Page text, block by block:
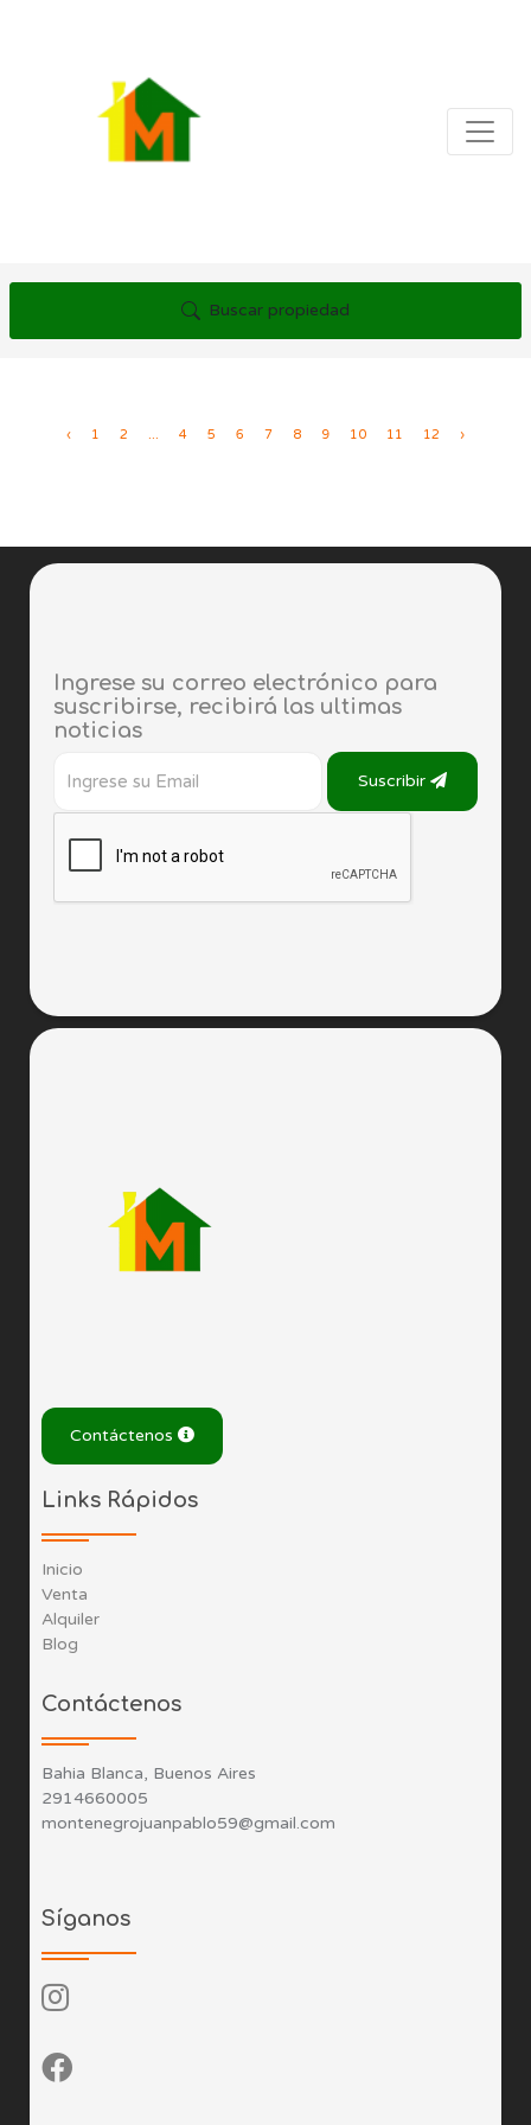
Buscar propiedad
‹ 1 2 ... 4 5 6 7 8 9 10 11 12 ›
Ingrese su correo electrónico para
suscribirse, recibirá las ultimas
noticias
Suscribir
Contáctenos
Links Rápidos
Inicio
Venta
Alquiler
Blog
Contáctenos
Bahia Blanca, Buenos Aires
2914660005
montenegrojuanpablo59@gmail.com
Síganos